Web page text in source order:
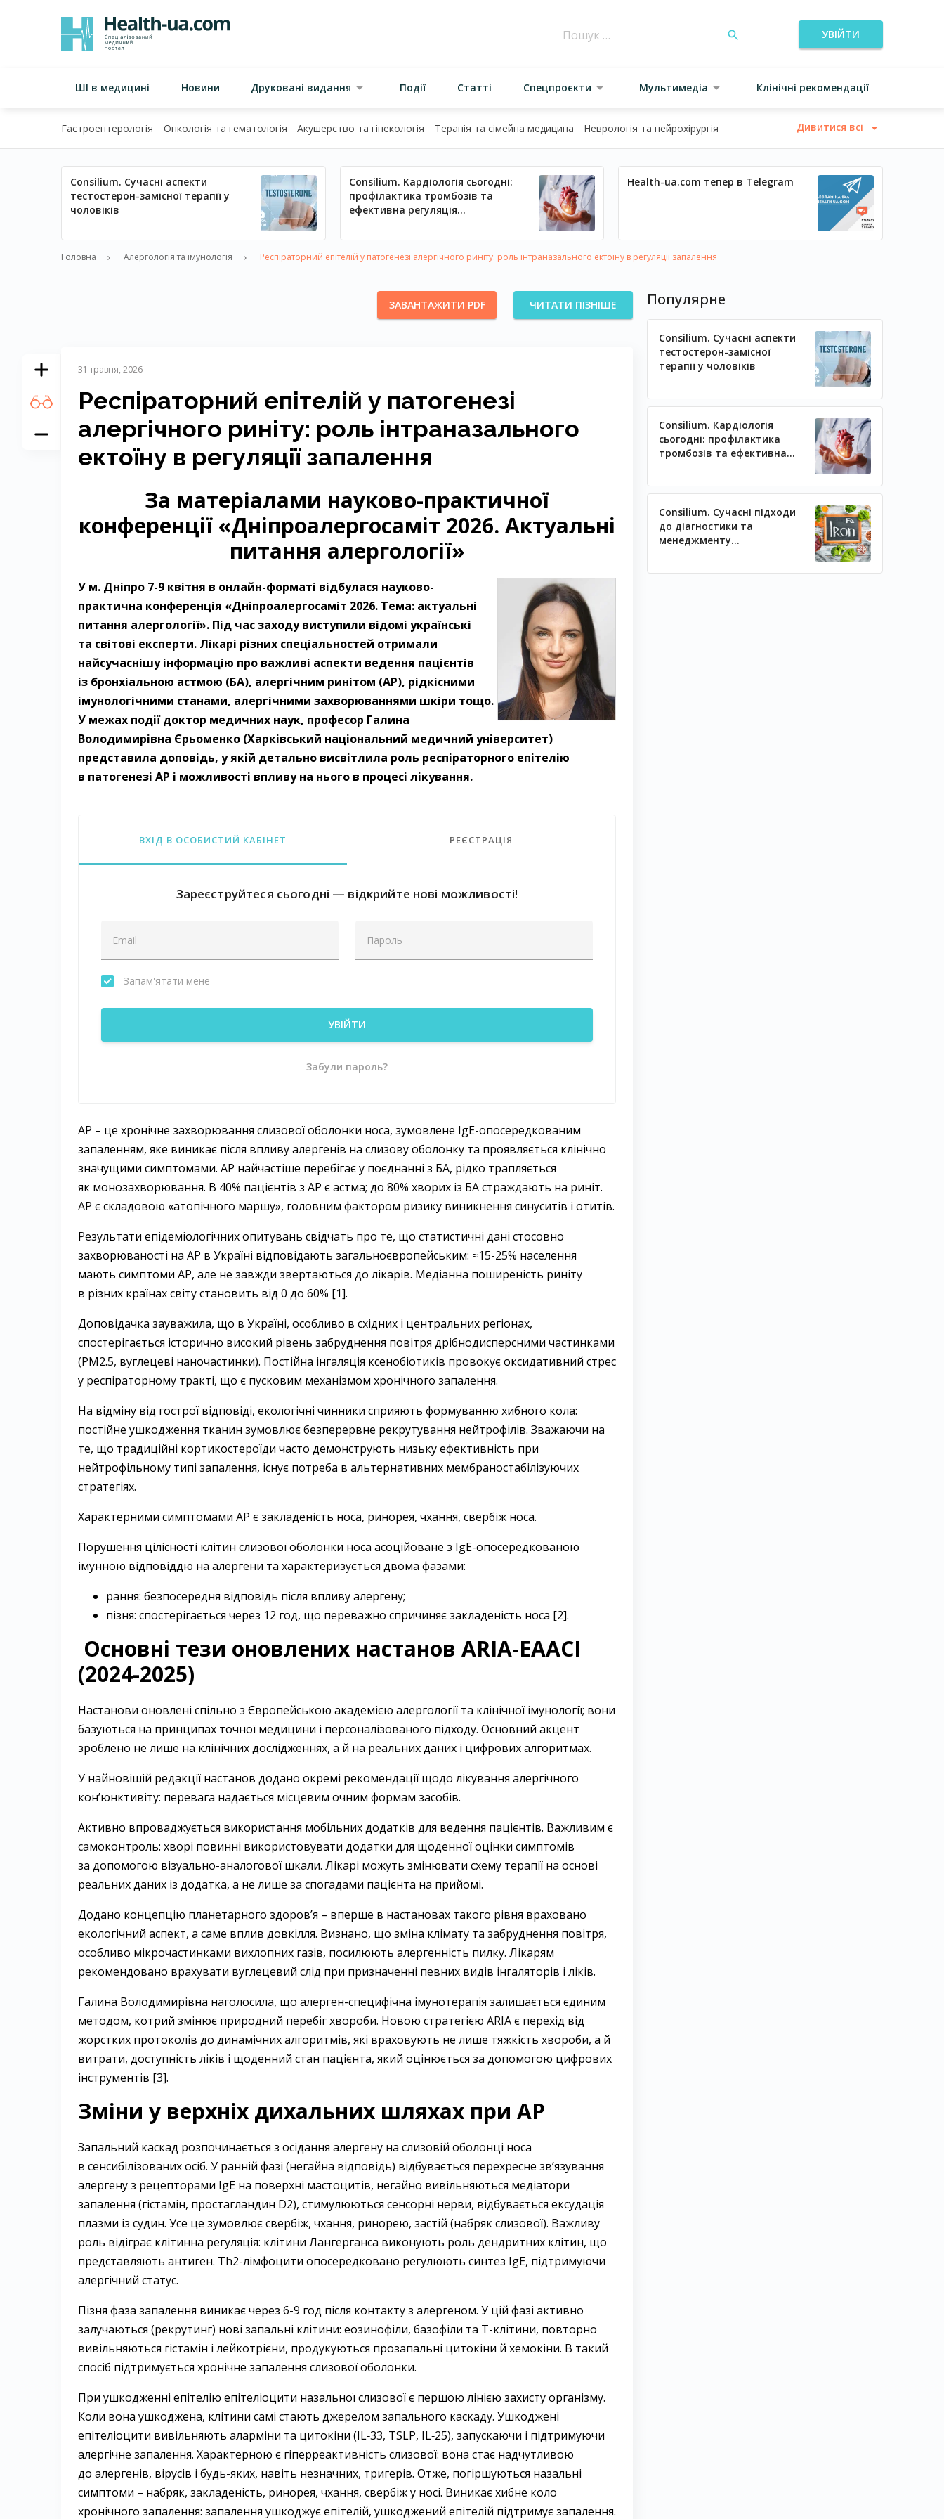
УВІЙТИ
ШІ в медицині Новини Друковані видання Події Статті Спецпроєкти Мультимедіа Клінічні рекомендації
Гастроентерологія Онкологія та гематологія Акушерство та гінекологія Терапія та сімейна медицина Неврологія та нейрохірургія Дивитися всі
Consilium. Сучасні аспекти
тестостерон-замісної терапії у
чоловіків
Consilium. Кардіологія сьогодні:
профілактика тромбозів та
ефективна регуляція
Health-ua.com тепер в Telegram
Головна Алергологія та імунологія Респіраторний епітелій у патогенезі алергічного риніту: роль інтраназального ектоїну в регуляції запалення
ЗАВАНТАЖИТИ PDF ЧИТАТИ ПІЗНІШЕ
31 травня, 2026
Респіраторний епітелій у патогенезі
алергічного риніту: роль інтраназального
ектоїну в регуляції запалення
За матеріалами науково-практичної
конференції «Дніпроалергосаміт 2026. Актуальні
питання алергології»
У м. Дніпро 7-9 квітня в онлайн-форматі відбулася науково-
практична конференція «Дніпроалергосаміт 2026. Тема: актуальні
питання алергології». Під час заходу виступили відомі українські
та світові експерти. Лікарі різних спеціальностей отримали
найсучаснішу інформацію про важливі аспекти ведення пацієнтів
із бронхіальною астмою (БА), алергічним ринітом (АР), рідкісними
імунологічними станами, алергічними захворюваннями шкіри тощо.
У межах події доктор медичних наук, професор Галина
Володимирівна Єрьоменко (Харківський національний медичний університет)
представила доповідь, у якій детально висвітлила роль респіраторного епітелію
в патогенезі АР і можливості впливу на нього в процесі лікування.
ВХІД В ОСОБИСТИЙ КАБІНЕТ РЕЄСТРАЦІЯ
Зареєструйтеся сьогодні — відкрийте нові можливості!
Запам'ятати мене
УВІЙТИ
Забули пароль?
АР – це хронічне захворювання слизової оболонки носа, зумовлене IgE-опосередкованим
запаленням, яке виникає після впливу алергенів на слизову оболонку та проявляється клінічно
значущими симптомами. АР найчастіше перебігає у поєднанні з БА, рідко трапляється
як монозахворювання. В 40% пацієнтів з АР є астма; до 80% хворих із БА страждають на риніт.
АР є складовою «атопічного маршу», головним фактором ризику виникнення синуситів і отитів.
Результати епідеміологічних опитувань свідчать про те, що статистичні дані стосовно
захворюваності на АР в Україні відповідають загальноєвропейським: ≈15-25% населення
мають симптоми АР, але не завжди звертаються до лікарів. Медіанна поширеність риніту
в різних країнах світу становить від 0 до 60% [1].
Доповідачка зауважила, що в Україні, особливо в східних і центральних регіонах,
спостерігається історично високий рівень забруднення повітря дрібнодисперсними частинками
(PM2.5, вуглецеві наночастинки). Постійна інгаляція ксенобіотиків провокує оксидативний стрес
у респіраторному тракті, що є пусковим механізмом хронічного запалення.
На відміну від гострої відповіді, екологічні чинники сприяють формуванню хибного кола:
постійне ушкодження тканин зумовлює безперервне рекрутування нейтрофілів. Зважаючи на
те, що традиційні кортикостероїди часто демонструють низьку ефективність при
нейтрофільному типі запалення, існує потреба в альтернативних мембраностабілізуючих
стратегіях.
Характерними симптомами АР є закладеність носа, ринорея, чхання, свербіж носа.
Порушення цілісності клітин слизової оболонки носа асоційоване з IgE-опосередкованою
імунною відповіддю на алергени та характеризується двома фазами:
рання: безпосередня відповідь після впливу алергену;
пізня: спостерігається через 12 год, що переважно спричиняє закладеність носа [2].
Основні тези оновлених настанов ARIA-EAACI
(2024-2025)
Настанови оновлені спільно з Європейською академією алергології та клінічної імунології; вони
базуються на принципах точної медицини і персоналізованого підходу. Основний акцент
зроблено не лише на клінічних дослідженнях, а й на реальних даних і цифрових алгоритмах.
У найновішій редакції настанов додано окремі рекомендації щодо лікування алергічного
кон’юнктивіту: перевага надається місцевим очним формам засобів.
Активно впроваджується використання мобільних додатків для ведення пацієнтів. Важливим є
самоконтроль: хворі повинні використовувати додатки для щоденної оцінки симптомів
за допомогою візуально-аналогової шкали. Лікарі можуть змінювати схему терапії на основі
реальних даних із додатка, а не лише за спогадами пацієнта на прийомі.
Додано концепцію планетарного здоров’я – вперше в настановах такого рівня враховано
екологічний аспект, а саме вплив довкілля. Визнано, що зміна клімату та забруднення повітря,
особливо мікрочастинками вихлопних газів, посилюють алергенність пилку. Лікарям
рекомендовано врахувати вуглецевий слід при призначенні певних видів інгаляторів і ліків.
Галина Володимирівна наголосила, що алерген-специфічна імунотерапія залишається єдиним
методом, котрий змінює природний перебіг хвороби. Новою стратегією ARIA є перехід від
жорстких протоколів до динамічних алгоритмів, які враховують не лише тяжкість хвороби, а й
витрати, доступність ліків і щоденний стан пацієнта, який оцінюється за допомогою цифрових
інструментів [3].
Зміни у верхніх дихальних шляхах при АР
Запальний каскад розпочинається з осідання алергену на слизовій оболонці носа
в сенсибілізованих осіб. У ранній фазі (негайна відповідь) відбувається перехресне зв’язування
алергену з рецепторами IgE на поверхні мастоцитів, негайно вивільняються медіатори
запалення (гістамін, простагландин D2), стимулюються сенсорні нерви, відбувається ексудація
плазми із судин. Усе це зумовлює свербіж, чхання, ринорею, застій (набряк слизової). Важливу
роль відіграє клітинна регуляція: клітини Лангерганса виконують роль дендритних клітин, що
представляють антиген. Th2-лімфоцити опосередковано регулюють синтез IgE, підтримуючи
алергічний статус.
Пізня фаза запалення виникає через 6-9 год після контакту з алергеном. У цій фазі активно
залучаються (рекрутинг) нові запальні клітини: еозинофіли, базофіли та Т-клітини, повторно
вивільняються гістамін і лейкотрієни, продукуються прозапальні цитокіни й хемокіни. В такий
спосіб підтримується хронічне запалення слизової оболонки.
При ушкодженні епітелію епітеліоцити назальної слизової є першою лінією захисту організму.
Коли вона ушкоджена, клітини самі стають джерелом запального каскаду. Ушкоджені
епітеліоцити вивільняють аларміни та цитокіни (IL‑33, TSLP, IL‑25), запускаючи і підтримуючи
алергічне запалення. Характерною є гіперреактивність слизової: вона стає надчутливою
до алергенів, вірусів і будь-яких, навіть незначних, тригерів. Отже, погіршуються назальні
симптоми – набряк, закладеність, ринорея, чхання, свербіж у носі. Виникає хибне коло
хронічного запалення: запалення ушкоджує епітелій, ушкоджений епітелій підтримує запалення.
Популярне
Consilium. Сучасні аспекти
тестостерон-замісної
терапії у чоловіків
Consilium. Кардіологія
сьогодні: профілактика
тромбозів та ефективна
Consilium. Сучасні підходи
до діагностики та
менеджменту